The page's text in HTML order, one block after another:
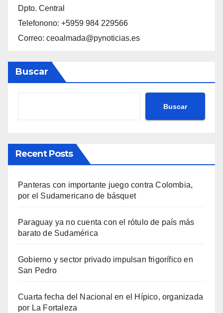
Dpto. Central
Telefonono: +5959 984 229566
Correo: ceoalmada@pynoticias.es
Buscar
Buscar
Recent Posts
Panteras con importante juego contra Colombia,
por el Sudamericano de básquet
Paraguay ya no cuenta con el rótulo de país más
barato de Sudamérica
Gobierno y sector privado impulsan frigorífico en
San Pedro
Cuarta fecha del Nacional en el Hípico, organizada
por La Fortaleza